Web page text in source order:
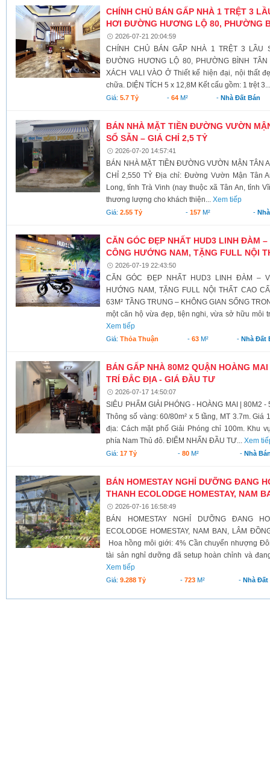
CHÍNH CHỦ BÁN GẤP NHÀ 1 TRỆT 3
HƠI ĐƯỜNG HƯƠNG LỘ 80, PHƯỜNG
2026-07-21 20:04:59
CHÍNH CHỦ BÁN GẤP NHÀ 1 TRỆT 3 LẦU
ĐƯỜNG HƯƠNG LỘ 80, PHƯỜNG BÌNH
XÁCH VALI VÀO Ở Thiết kế hiện đại, nội thất
chữa. DIỆN TÍCH 5 x 12,8M Kết cấu gồm: 1 trệt
Giá:5.7 Tỷ -64 M² - Nhà Đất Bán
BÁN NHÀ MẶT TIỀN ĐƯỜNG VƯỜN
SỔ SẴN – GIÁ CHỈ 2,5 TỶ
2026-07-20 14:57:41
BÁN NHÀ MẶT TIỀN ĐƯỜNG VƯỜN MẬN TÂN
CHỈ 2,550 TỶ Địa chỉ: Đường Vườn Mận Tân
Long, tỉnh Trà Vinh (nay thuộc xã Tân An, tỉnh
thương lượng cho khách thiện...Xem tiếp
Giá:2.55 Tỷ - 157M² -
CĂN GÓC ĐẸP NHẤT HUD3 LINH ĐÀM –
CÔNG HƯỚNG NAM, TẶNG FULL NỘI
2026-07-19 22:43:50
CĂN GÓC ĐẸP NHẤT HUD3 LINH ĐÀM –
HƯỚNG NAM, TẶNG FULL NỘI THẤT CAO
63M² TẦNG TRUNG – KHÔNG GIAN SỐNG
một căn hộ vừa đẹp, tiện nghi, vừa sở hữu môi
Xem tiếp
Giá:Thỏa Thuận - 63M² -Nhà Đất
BÁN GẤP NHÀ 80M2 QUẬN HOÀNG
TRÍ ĐẮC ĐỊA - GIÁ ĐẦU TƯ
2026-07-17 14:50:07
SIÊU PHẨM GIẢI PHÓNG - HOÀNG MAI | 80M2
Thông số vàng: 60/80m² x 5 tầng, MT 3.7m.
địa: Cách mặt phố Giải Phóng chỉ 100m. Khu
phía Nam Thủ đô. ĐIỂM NHẤN ĐẦU TƯ...Xem
Giá:17 Tỷ -80 M² - Nhà
BÁN HOMESTAY NGHỈ DƯỠNG ĐANG
THANH ECOLODGE HOMESTAY, NAM
2026-07-16 16:58:49
BÁN HOMESTAY NGHỈ DƯỠNG ĐANG
ECOLODGE HOMESTAY, NAM BAN, LÂM
Hoa hồng môi giới: 4% Cần chuyển nhượng
tài sản nghỉ dưỡng đã setup hoàn chỉnh và
Xem tiếp
Giá:9.288 Tỷ - 723M² - Nhà Đất